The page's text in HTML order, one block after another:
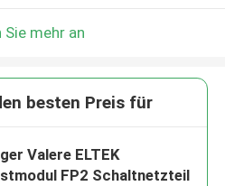
Sie mehr an
besten Preis für
Valere ELTEK
FP2 Schaltnetzteil